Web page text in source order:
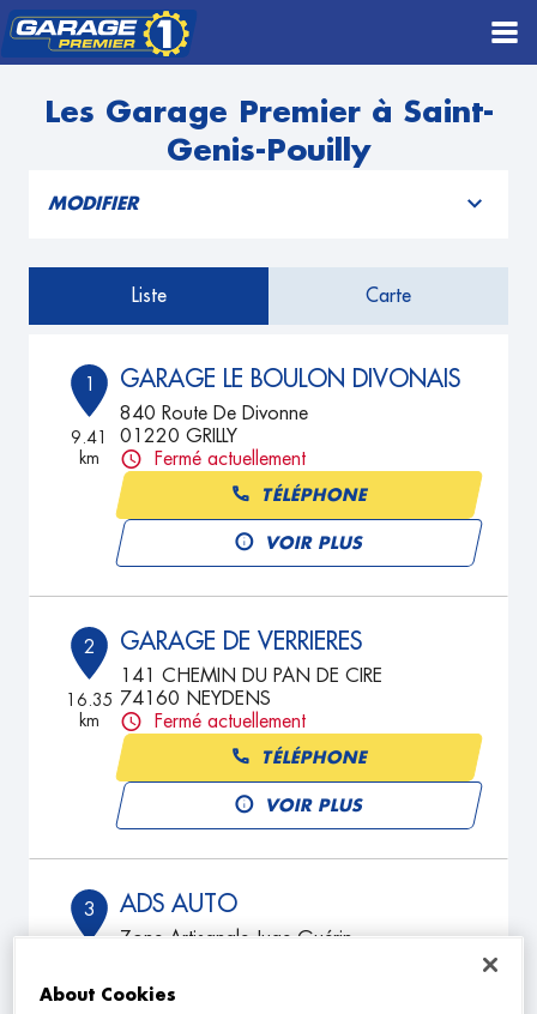
Les Garage Premier à Saint-
Genis-Pouilly
MODIFIER
Liste Carte
1
9.41
km
GARAGE LE BOULON DIVONAIS
840 Route De Divonne
01220 GRILLY
Fermé actuellement
TÉLÉPHONE
VOIR PLUS
2
16.35
km
GARAGE DE VERRIERES
141 CHEMIN DU PAN DE CIRE
74160 NEYDENS
Fermé actuellement
TÉLÉPHONE
VOIR PLUS
3 ADS AUTO
Zone Artisanale Juge Guérin
About Cookies